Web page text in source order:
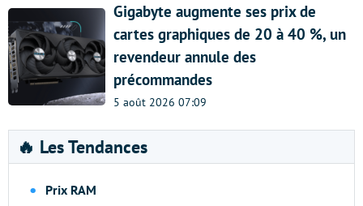
Gigabyte augmente ses prix de
cartes graphiques de 20 à 40 %, un
revendeur annule des
précommandes
5 août 2026 07:09
🔥 Les Tendances
Prix RAM